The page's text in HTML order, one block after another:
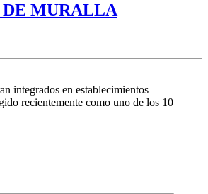
DE MURALLA
integrados en establecimientos
recientemente como uno de los 10